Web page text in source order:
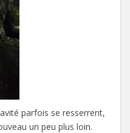
parfois se resserrent,
un peu plus loin.